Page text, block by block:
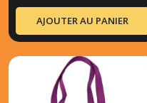
AJOUTER AU PANIER